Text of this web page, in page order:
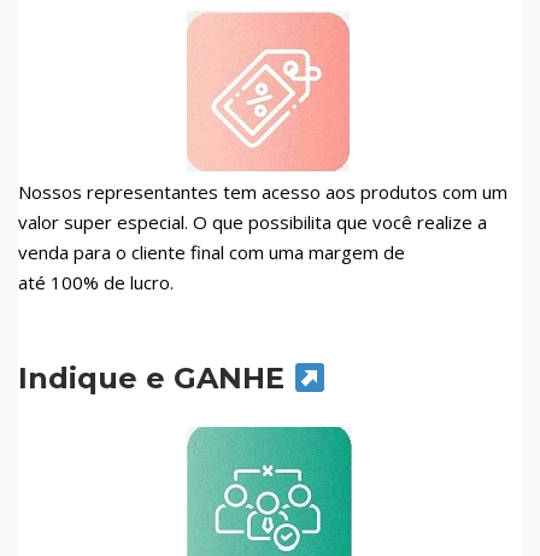
Nossos representantes tem acesso aos produtos com um
valor super especial. O que possibilita que você realize a
venda para o cliente final com uma margem de
até 100% de lucro.
Indique e GANHE